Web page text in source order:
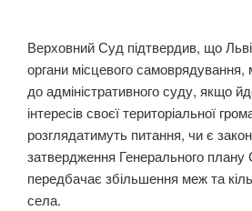
Верховний Суд підтвердив, що
органи місцевого
до адміністративного суду, якщо
інтересів своєї територіальної
розглядатимуть питання, чи є
затвердження Генерального плану
передбачає збільшення меж та
села.